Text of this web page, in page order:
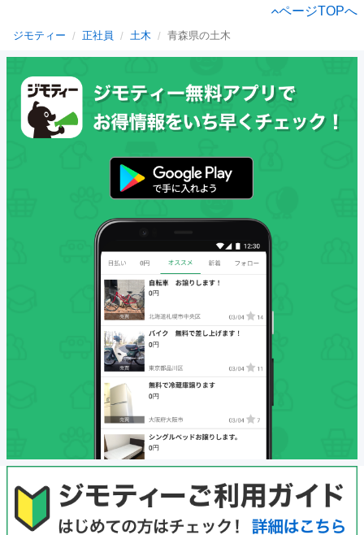
ページTOPへ
ジモティー 正社員 土木 青森県の土木